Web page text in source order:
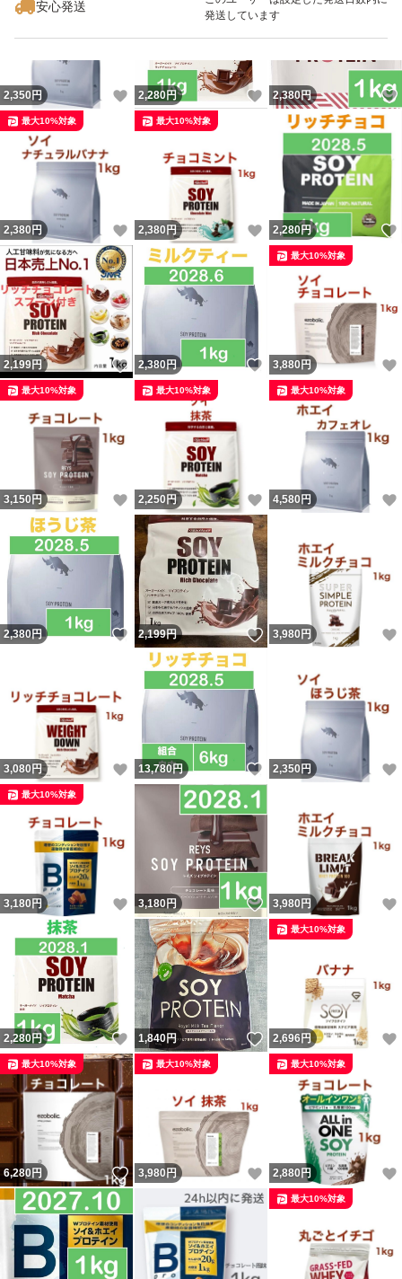
安心発送
発送しています
2,350 円 いいね！
2,280円 いいね！
2,380円
2,380 円 いいね！
最大10%対象
2,380 円 いいね！
最大10%対象
2,280円
2,199円 いいね！
2,380円 いいね！
3,880円
最大10%対象
3,150 円 いいね！
最大10%対象
2,250 円 いいね！
最大10%対象
4,580 円
最大10%対象
2,380円 いいね！
2,199円 いいね！
3,980 円
3,080 円 いいね！
13,780円 いいね！
2,350 円
3,180 円 いいね！
最大10%対象
3,180円 いいね！
3,980 円
2,280円 いいね！
1,840円 いいね！
2,696 円
最大10%対象
6,280 円 いいね！
最大10%対象
3,980円 いいね！
最大10%対象
2,880 円
最大10%対象
最大10%対象